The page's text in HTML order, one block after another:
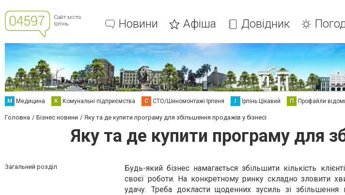
Новини Афіша Довідник
М Медицина К Комунальні підприємства С СТО/Шиномонтажі Ірпеня І Ірпінь Цікавий П Профайли
Головна Бізнес новини Яку та де купити програму для збільшення продажів у бізнесі
Яку та де купити програму для
Загальний розділ
Будь-який бізнес намагається збільшити кількість
своєї роботи. На конкретному ринку складно зловити
удачу. Треба докласти щоденних зусиль зі збільшення